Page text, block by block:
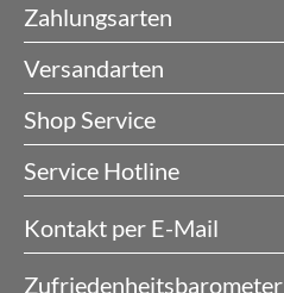
Zahlungsarten
Versandarten
Shop Service
Service Hotline
Kontakt per E-Mail
Zufriedenheitsbarometer